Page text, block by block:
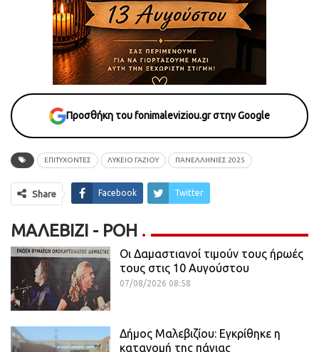
Προσθήκη του fonimaleviziou.gr στην Google
ΕΠΙΤΥΧΟΝΤΕΣ ΛΥΚΕΙΟ ΓΑΖΙΟΥ ΠΑΝΕΛΛΗΝΙΕΣ 2025
Share Facebook Twitter
ΜΑΛΕΒΊΖΙ - ΡΟΗ
Οι Δαμαστιανοί τιμούν τους ήρωές
τους στις 10 Αυγούστου
07/08/2026 08:58
Δήμος Μαλεβιζίου: Εγκρίθηκε η
κατανομή της πάγιας